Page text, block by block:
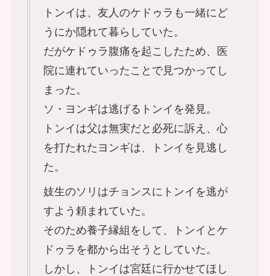
トンイは、友人のケドゥラも一緒にど
うにか隠れて暮らしていた。
だがケドゥラ腹痛を起こしたため、医
院に連れていったことで見つかってし
まった。
ソ・ヨンギは逃げるトンイを発見。
トンイは父は無実だと必死に訴え、心
を打たれたヨンギは、トンイを見逃し
た。
妓生のソリはチョンスにトンイを逃が
すよう頼まれていた。
そのため養子縁組をして、トンイとケ
ドゥラを都から出そうとしていた。
しかし、トンイは宮廷に行かせてほし